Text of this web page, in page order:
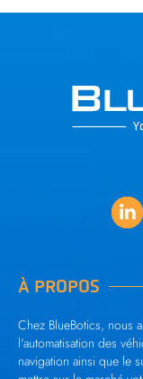
À PROPOS
Chez BlueBotics, nous
l'automatisation des
navigation ainsi que le